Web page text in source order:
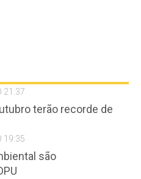
21:37
terão recorde de
19:35
são